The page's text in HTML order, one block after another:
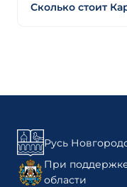
Сколько стоит
Русь
При
области